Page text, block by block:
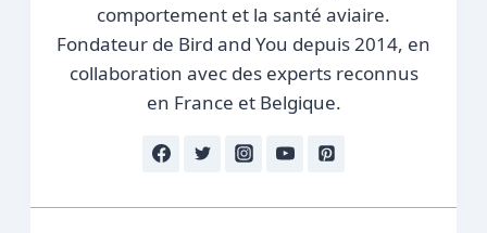
comportement et la santé aviaire.
Fondateur de Bird and You depuis 2014, en
collaboration avec des experts reconnus
en France et Belgique.